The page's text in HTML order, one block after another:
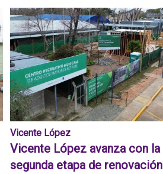
Vicente López
Vicente López avanza con la
segunda etapa de renovación